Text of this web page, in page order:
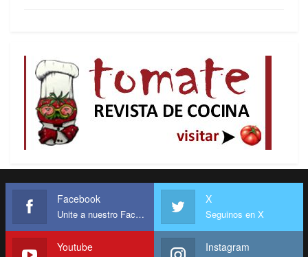
Facebook
Unite a nuestro Facebook
X
Seguinos en X
Youtube Instagram